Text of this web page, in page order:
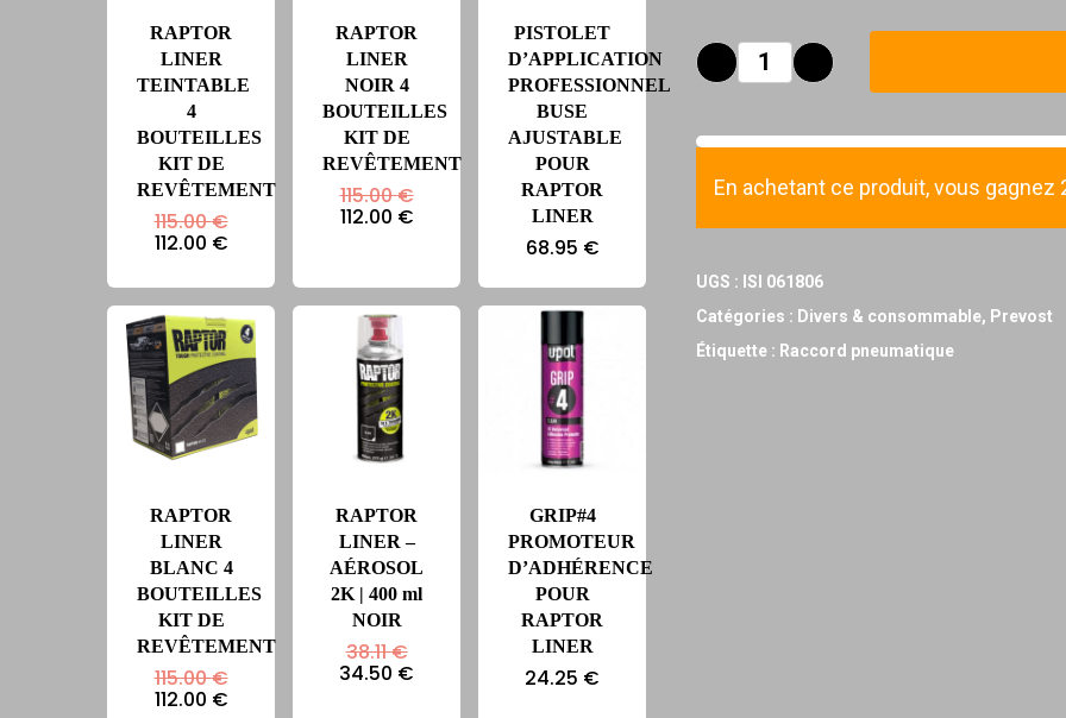
RAPTOR
LINER
TEINTABLE
4
BOUTEILLES
KIT DE
REVÊTEMENT
115.00€Le
prix
était :
115.00 €.
112.00 €Le
actuel
est :
112.00 €.
RAPTOR
LINER
NOIR 4
BOUTEILLES
KIT DE
REVÊTEMENT
115.00€Le
prix
112.00 €Le
112.00 €.
PISTOLET
D’APPLICATION
PROFESSIONNEL
BUSE
AJUSTABLE
POUR
RAPTOR
LINER
68.95 €
RAPTOR
LINER
BLANC 4
BOUTEILLES
KIT DE
REVÊTEMENT
115.00€Le
prix
112.00 €Le
RAPTOR
LINER –
AÉROSOL
2K | 400 ml
NOIR
38.11€Le
prix
initial
34.50 €
GRIP#4
PROMOTEUR
D’ADHÉRENCE
POUR
RAPTOR
LINER
24.25 €
En achetant ce produit, vous gagnez
UGS : ISI 061806
Catégories : Divers & consommable, Prevost
Étiquette : Raccord pneumatique